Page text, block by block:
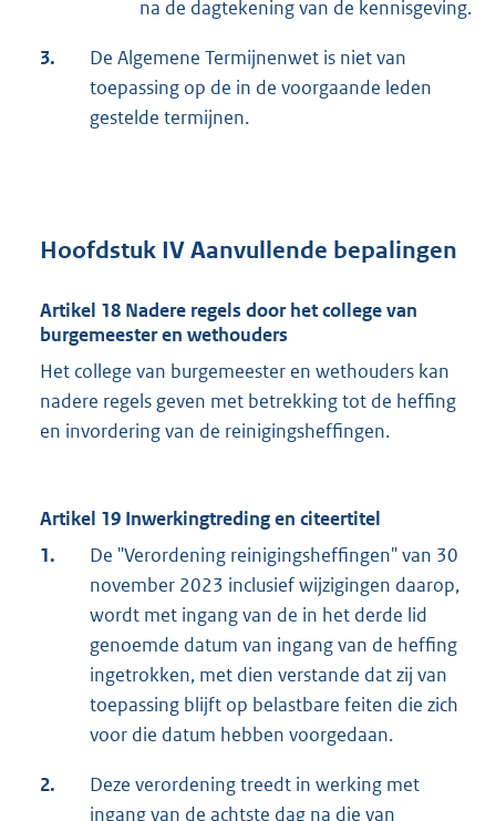
na de dagtekening van de kennisgeving.
3.
De Algemene Termijnenwet is niet van
toepassing op de in de voorgaande leden
gestelde termijnen.
Hoofdstuk IV Aanvullende bepalingen
Artikel 18 Nadere regels door het college van
burgemeester en wethouders
Het college van burgemeester en wethouders kan
nadere regels geven met betrekking tot de heffing
en invordering van de reinigingsheffingen.
Artikel 19 Inwerkingtreding en citeertitel
1.
De "Verordening reinigingsheffingen" van 30
november 2023 inclusief wijzigingen daarop,
wordt met ingang van de in het derde lid
genoemde datum van ingang van de heffing
ingetrokken, met dien verstande dat zij van
toepassing blijft op belastbare feiten die zich
voor die datum hebben voorgedaan.
2.
Deze verordening treedt in werking met
ingang van de achtste dag na die van